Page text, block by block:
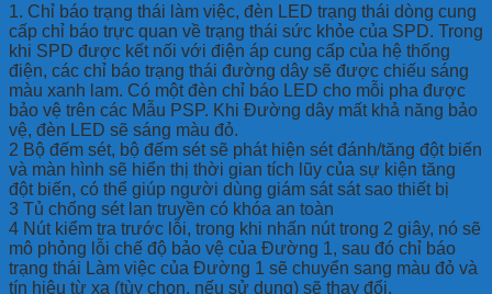
1. Chỉ báo trạng thái làm việc, đèn LED trạng thái dòng cung
cấp chỉ báo trực quan về trạng thái sức khỏe của SPD. Trong
khi SPD được kết nối với điện áp cung cấp của hệ thống
điện, các chỉ báo trạng thái đường dây sẽ được chiếu sáng
màu xanh lam. Có một đèn chỉ báo LED cho mỗi pha được
bảo vệ trên các Mẫu PSP. Khi Đường dây mất khả năng bảo
vệ, đèn LED sẽ sáng màu đỏ.
2 Bộ đếm sét, bộ đếm sét sẽ phát hiện sét đánh/tăng đột biến
và màn hình sẽ hiển thị thời gian tích lũy của sự kiện tăng
đột biến, có thể giúp người dùng giám sát sát sao thiết bị
3 Tủ chống sét lan truyền có khóa an toàn
4 Nút kiểm tra trước lỗi, trong khi nhấn nút trong 2 giây, nó sẽ
mô phỏng lỗi chế độ bảo vệ của Đường 1, sau đó chỉ báo
trạng thái Làm việc của Đường 1 sẽ chuyển sang màu đỏ và
tín hiệu từ xa (tùy chọn, nếu sử dụng) sẽ thay đổi.